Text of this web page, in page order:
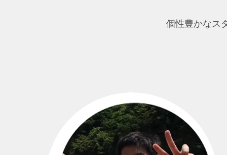
個性豊かなス